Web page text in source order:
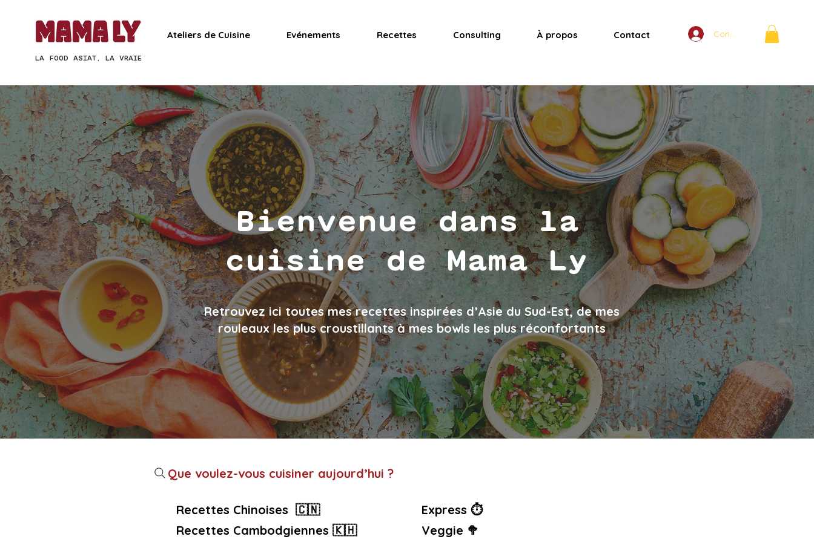
LA FOOD ASIAT, LA VRAIE
Ateliers de Cuisine Evénements Recettes Consulting À propos Contact Connexion
Bienvenue dans la
cuisine de Mama Ly
Retrouvez ici toutes mes recettes inspirées d’Asie du Sud-Est, de mes
rouleaux les plus croustillants à mes bowls les plus réconfortants
Que voulez-vous cuisiner aujourd’hui ?
Recettes Chinoises 🇨🇳
Recettes Cambodgiennes 🇰🇭
Express ⏱️
Veggie 🥦